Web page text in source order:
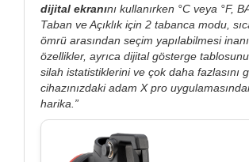
dijital ekranını kullanırken °C veya °F,
Taban ve Açıklık için 2 tabanca modu,
ömrü arasından seçim yapılabilmesi
özellikler, ayrıca dijital gösterge
silah istatistiklerini ve çok daha fazlasını
cihazınızdaki adam X pro
harika.”